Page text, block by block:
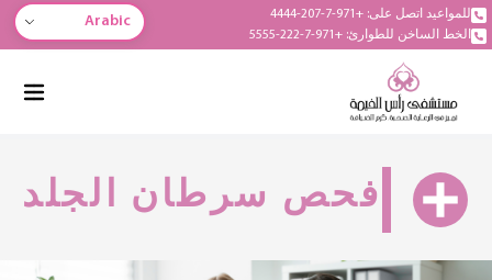
للمواعيد اتصل على: +971-7-207-4444
الخط الساخن للطوارئ: +971-7-222-5555
Arabic
فحص سرطان الجلد